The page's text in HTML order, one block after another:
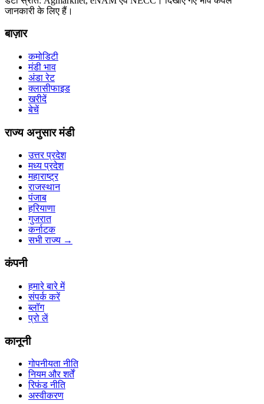
जानकारी के लिए हैं।
बाज़ार
कमोडिटी
मंडी भाव
अंडा रेट
क्लासीफाइड
खरीदें
बेचें
राज्य अनुसार मंडी
उत्तर प्रदेश
मध्य प्रदेश
महाराष्ट्र
राजस्थान
पंजाब
हरियाणा
गुजरात
कर्नाटक
सभी राज्य →
कंपनी
हमारे बारे में
संपर्क करें
ब्लॉग
प्रो लें
कानूनी
गोपनीयता नीति
नियम और शर्तें
रिफंड नीति
अस्वीकरण